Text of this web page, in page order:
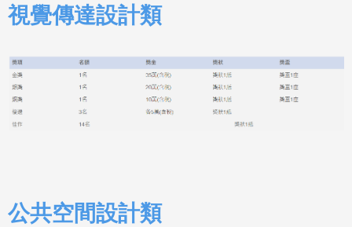
視覺傳達設計類
公共空間設計類